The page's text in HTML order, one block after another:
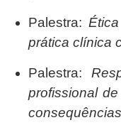
Palestra:
prática clínica
Palestra:
profissional